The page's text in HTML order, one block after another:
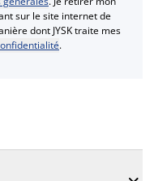
sur le site internet de
dont JYSK traite mes
.